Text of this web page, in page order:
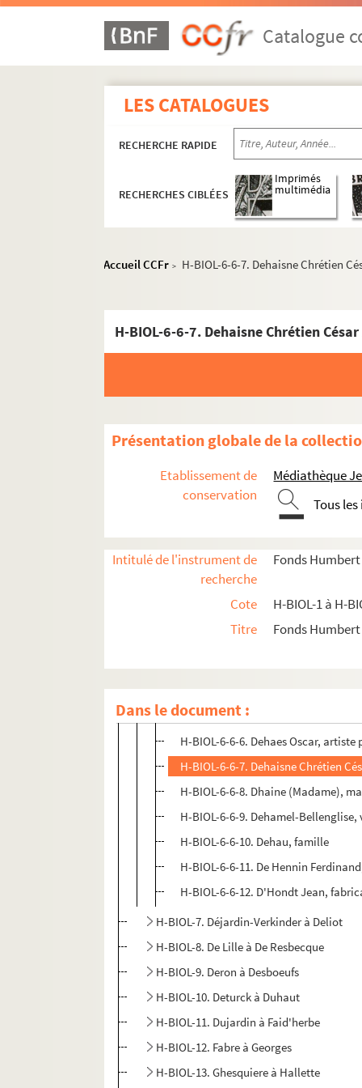
Catalogue
LES CATALOGUES
RECHERCHE RAPIDE
RECHERCHES CIBLÉES
Imprimés
multimédia
Accueil CCFr > H-BIOL-6-6-7. Dehaisne Chrétien
H-BIOL-6-6-7. Dehaisne Chrétien
Présentation globale de la
Etablissement de
conservation
Médiathèque
Tous
Intitulé de l'instrument de
recherche
Fonds
Cote
H-BIOL-1 à H-
Titre
Fonds
Dans le document :
H-BIOL-2. Bere à Bouchée
H-BIOL-3. Boucq à Cardon
H-BIOL-6-2. Debievre à De Buisseret
H-BIOL-6-3. De Calonne à Decomble
H-BIOL-6-4. Decoster à Defontaine
H-BIOL-6-5. Defives à Degland
H-BIOL-6-6. De Glen à D'Hondt
H-BIOL-6-6-3. Degeyter, chansonnier
H-BIOL-6-6-4. De Grimbry,
H-BIOL-6-6-5. De Guines de Melun
H-BIOL-6-6-6. Dehaes Oscar, artiste
H-BIOL-6-6-7. Dehaisne Chrétien
H-BIOL-6-6-8. Dhaine (Madame),
H-BIOL-6-6-9. Dehamel-
H-BIOL-6-6-10. Dehau, famille
H-BIOL-6-6-11. De Hennin
H-BIOL-6-6-12. D'Hondt Jean,
H-BIOL-7. Déjardin-Verkinder à Deliot
H-BIOL-8. De Lille à De Resbecque
H-BIOL-9. Deron à Desboeufs
H-BIOL-10. Deturck à Duhaut
H-BIOL-11. Dujardin à Faid'herbe
H-BIOL-12. Fabre à Georges
H-BIOL-13. Ghesquiere à Hallette